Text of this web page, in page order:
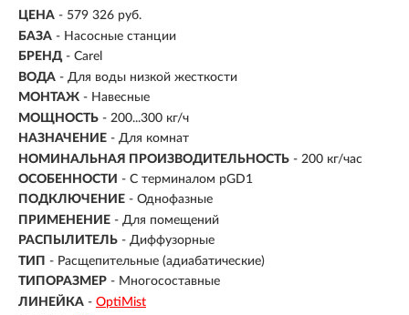
ЦЕНА - 579 326 руб.
БАЗА - Насосные станции
БРЕНД - Carel
ВОДА - Для воды низкой жесткости
МОНТАЖ - Навесные
МОЩНОСТЬ - 200...300 кг/ч
НАЗНАЧЕНИЕ - Для комнат
НОМИНАЛЬНАЯ ПРОИЗВОДИТЕЛЬНОСТЬ - 200 кг/час
ОСОБЕННОСТИ - С терминалом pGD1
ПОДКЛЮЧЕНИЕ - Однофазные
ПРИМЕНЕНИЕ - Для помещений
РАСПЫЛИТЕЛЬ - Диффузорные
ТИП - Расщепительные (адиабатические)
ТИПОРАЗМЕР - Многосоставные
ЛИНЕЙКА - OptiMist